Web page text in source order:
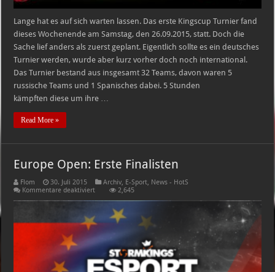
Lange hat es auf sich warten lassen. Das erste Kingscup Turnier fand
dieses Wochenende am Samstag, den 26.09.2015, statt. Doch die
Sache lief anders als zuerst geplant. Eigentlich sollte es ein deutsches
Turnier werden, wurde aber kurz vorher doch noch international.
Das Turnier bestand aus insgesamt 32 Teams, davon waren 5
russische Teams und 1 Spanisches dabei. 5 Stunden
kämpften diese um ihre …
Read More »
Europe Open: Erste Finalisten
Flom 30. Juli 2015 Archiv, E-Sport, News - HotS
Kommentare deaktiviertfür
Finalisten
2,645